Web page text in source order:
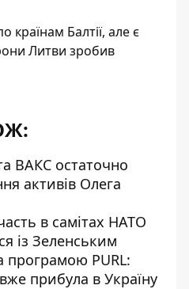
країнам Балтії, але є
Литви зробив
ВАКС остаточно
активів Олега
в самітах НАТО
із Зеленським
PURL:
прибула в Україну